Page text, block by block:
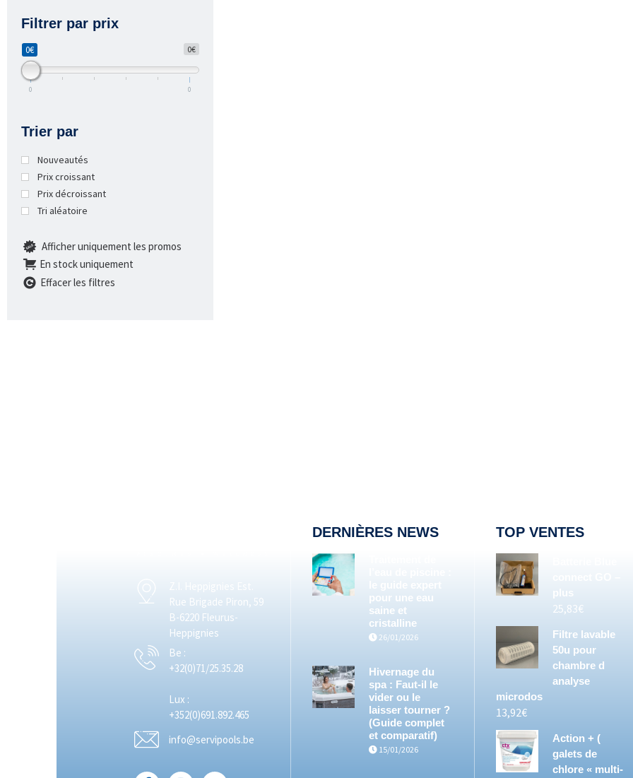
Filtrer par prix
0€
0€
0 0
Trier par
Nouveautés
Prix croissant
Prix décroissant
Tri aléatoire
Afficher uniquement les promos
En stock uniquement
Effacer les filtres
Rue Brigade Piron, 59
B-6220 Fleurus-
Heppignies
Be :
+32(0)71/25.35.28
Lux :
+352(0)691.892.465
info@servipools.be
DERNIÈRES NEWS
pour une eau
saine et
cristalline
26/01/2026
Hivernage du
spa : Faut-il le
vider ou le
laisser tourner ?
(Guide complet
et comparatif)
15/01/2026
TOP VENTES
plus
25,83€
Filtre lavable
50u pour
chambre d
analyse
microdos
13,92€
Action + (
galets de
chlore « multi-